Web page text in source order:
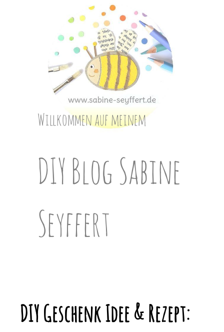
Willkommen auf meinem
DIY Blog Sabine
Seyffert
DIY Geschenk Idee & Rezept: